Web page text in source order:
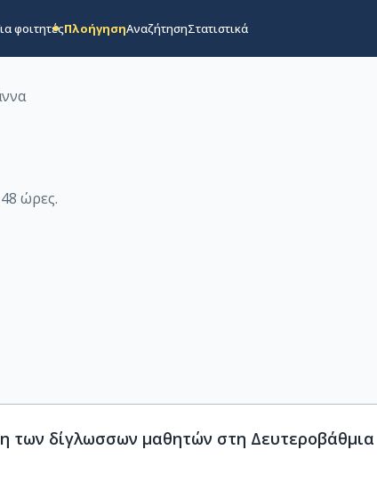
φοιτητέςΠλοήγησηΑναζήτησηΣτατιστικά
ώρες.
Γλωσσική εκπαίδευση και επίδοση των δίγλωσσων μαθητών